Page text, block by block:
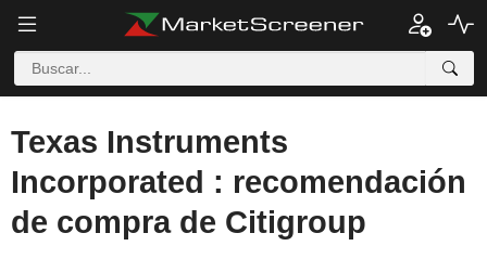
Texas Instruments
Incorporated : recomendación
de compra de Citigroup